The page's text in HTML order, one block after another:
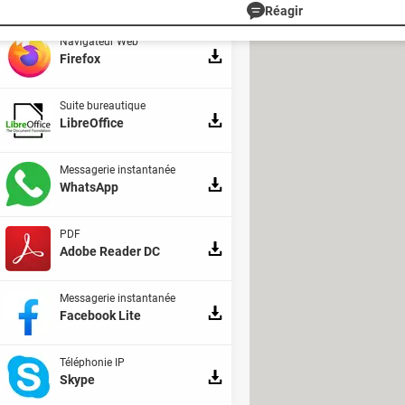
Réagir
Navigateur Web
Firefox
Suite bureautique
LibreOffice
Messagerie instantanée
WhatsApp
PDF
Adobe Reader DC
Messagerie instantanée
Facebook Lite
Téléphonie IP
Skype